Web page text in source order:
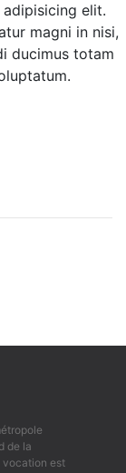
elit.
magni in nisi,
ducimus totam
de la
vocation est